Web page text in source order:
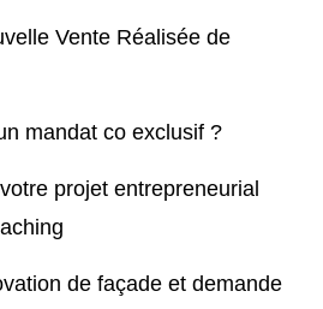
Vente Réalisée de
mandat co exclusif ?
projet entrepreneurial
de façade et demande